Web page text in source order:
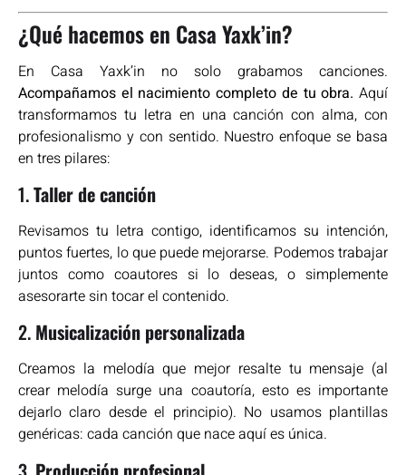
¿Qué hacemos en Casa Yaxk’in?
En Casa Yaxk’in no solo grabamos canciones.
Acompañamos el nacimiento completo de tu obra. Aquí
transformamos tu letra en una canción con alma, con
profesionalismo y con sentido. Nuestro enfoque se basa
en tres pilares:
1.Taller de canción
Revisamos tu letra contigo, identificamos su intención,
puntos fuertes, lo que puede mejorarse. Podemos trabajar
juntos como coautores si lo deseas, o simplemente
asesorarte sin tocar el contenido.
2. Musicalización personalizada
Creamos la melodía que mejor resalte tu mensaje (al
crear melodía surge una coautoría, esto es importante
dejarlo claro desde el principio). No usamos plantillas
genéricas: cada canción que nace aquí es única.